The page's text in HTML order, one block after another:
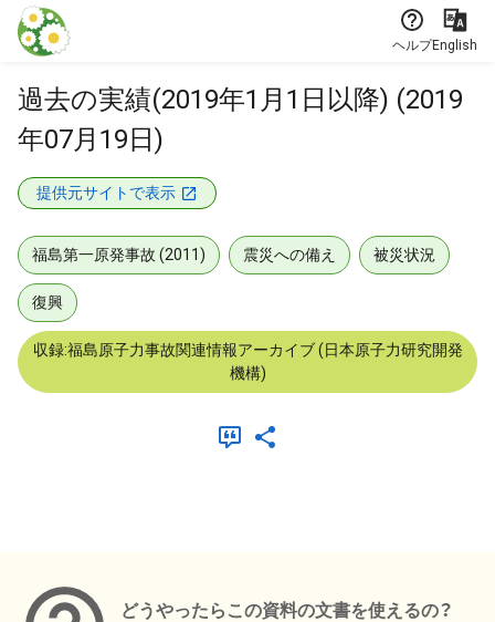
本文に飛ぶ
ヘルプEnglish
過去の実績(2019年1月1日以降) (2019
年07月19日)
提供元サイトで表示
福島第一原発事故 (2011) 震災への備え 被災状況
復興
収録:福島原子力事故関連情報アーカイブ (日本原子力研究開発
機構)
どうやったらこの資料の文書を使えるの？